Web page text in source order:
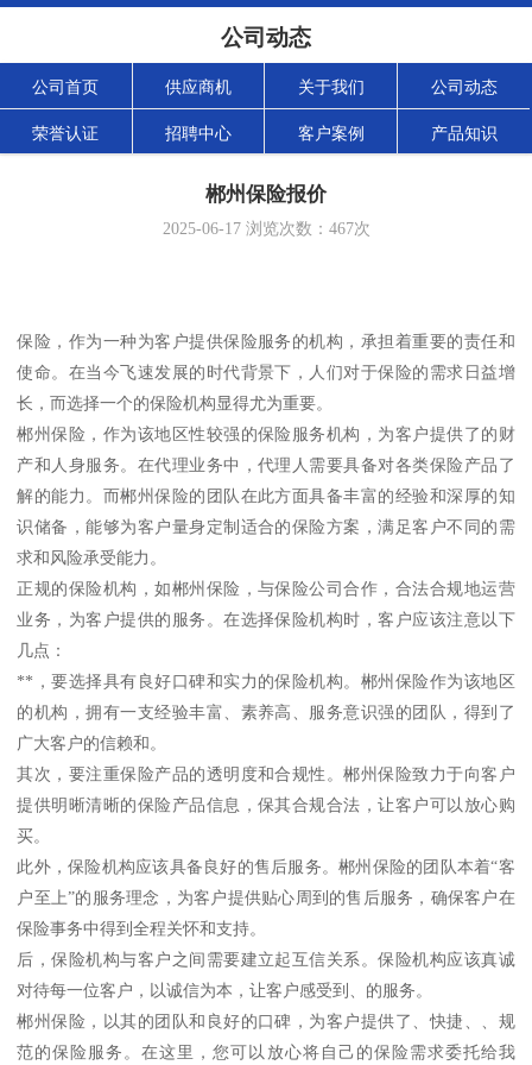
公司动态
公司首页 供应商机 关于我们 公司动态
荣誉认证 招聘中心 客户案例 产品知识
郴州保险报价
2025-06-17浏览次数： 467次
保险，作为一种为客户提供保险服务的机构，承担着重要的责任和
使命。在当今飞速发展的时代背景下，人们对于保险的需求日益增
长，而选择一个的保险机构显得尤为重要。
郴州保险，作为该地区性较强的保险服务机构，为客户提供了的财
产和人身服务。在代理业务中，代理人需要具备对各类保险产品了
解的能力。而郴州保险的团队在此方面具备丰富的经验和深厚的知
识储备，能够为客户量身定制适合的保险方案，满足客户不同的需
求和风险承受能力。
正规的保险机构，如郴州保险，与保险公司合作，合法合规地运营
业务，为客户提供的服务。在选择保险机构时，客户应该注意以下
几点：
**，要选择具有良好口碑和实力的保险机构。郴州保险作为该地区
的机构，拥有一支经验丰富、素养高、服务意识强的团队，得到了
广大客户的信赖和。
其次，要注重保险产品的透明度和合规性。郴州保险致力于向客户
提供明晰清晰的保险产品信息，保其合规合法，让客户可以放心购
买。
此外，保险机构应该具备良好的售后服务。郴州保险的团队本着“客
户至上”的服务理念，为客户提供贴心周到的售后服务，确保客户在
保险事务中得到全程关怀和支持。
后，保险机构与客户之间需要建立起互信关系。保险机构应该真诚
对待每一位客户，以诚信为本，让客户感受到、的服务。
郴州保险，以其的团队和良好的口碑，为客户提供了、快捷、、规
范的保险服务。在这里，您可以放心将自己的保险需求委托给我